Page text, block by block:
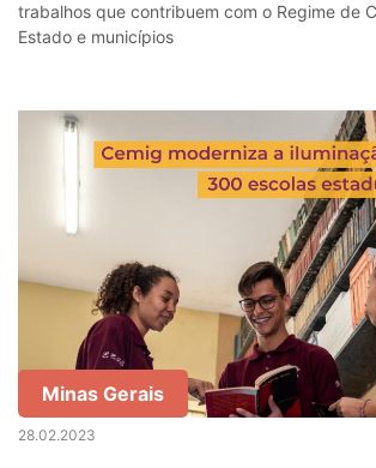
trabalhos que contribuem com o Regime de
Estado e municípios
Minas Gerais
28.02.2023